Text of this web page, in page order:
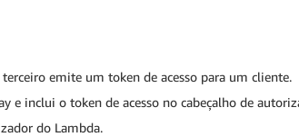
emite um token de acesso para um cliente.
e inclui o token de acesso no cabeçalho de
do Lambda.